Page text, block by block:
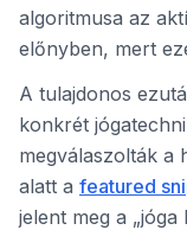
algoritmusa az
előnyben, mert
A tulajdonos
konkrét
megválaszolták a
alatt a featured
jelent meg a